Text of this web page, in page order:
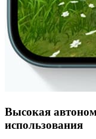
Высокая
использования